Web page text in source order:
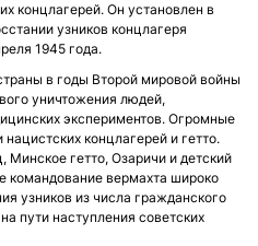
концлагерей. Он установлен в
узников концлагеря
1945 года.
в годы Второй мировой войны
уничтожения людей,
экспериментов. Огромные
концлагерей и гетто.
Минское гетто, Озаричи и детский
командование вермахта широко
узников из числа гражданского
пути наступления советских